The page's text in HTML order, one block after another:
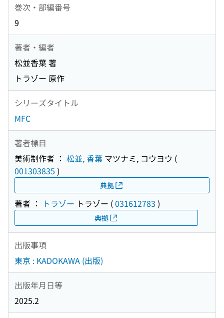
巻次・部編番号
9
著者・編者
松並香葉 著
トラゾー 原作
シリーズタイトル
MFC
著者標目
美術制作者 ： 松並, 香葉 マツナミ, コウヨウ (
001303835 )
典拠
著者 ： トラゾー トラゾー (031612783 )
典拠
出版事項
東京 : KADOKAWA (出版)
出版年月日等
2025.2